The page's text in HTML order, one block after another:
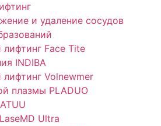
и удаление сосудов
Face Tite
INDIBA
Volnewmer
плазмы PLADUO
Ultra